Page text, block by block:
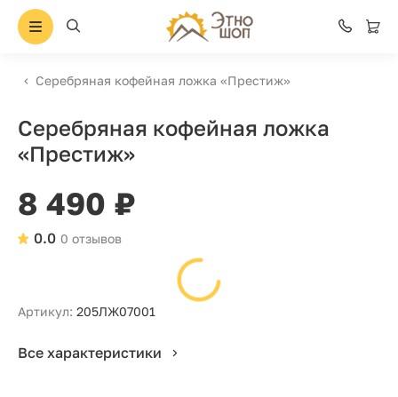
Серебряная кофейная ложка «Престиж»
Серебряная кофейная ложка
«Престиж»
8 490 ₽
0 отзывов
0.0
Артикул: 205ЛЖ07001
Все характеристики